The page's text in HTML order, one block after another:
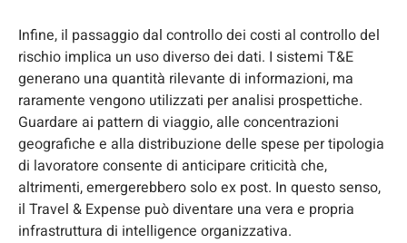
Infine, il passaggio dal controllo dei costi al controllo del
rischio implica un uso diverso dei dati. I sistemi T&E
generano una quantità rilevante di informazioni, ma
raramente vengono utilizzati per analisi prospettiche.
Guardare ai pattern di viaggio, alle concentrazioni
geografiche e alla distribuzione delle spese per tipologia
di lavoratore consente di anticipare criticità che,
altrimenti, emergerebbero solo ex post. In questo senso,
il Travel & Expense può diventare una vera e propria
infrastruttura di intelligence organizzativa.